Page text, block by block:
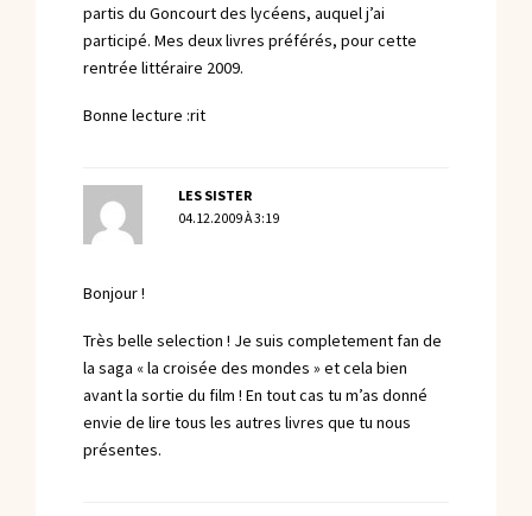
partis du Goncourt des lycéens, auquel j’ai
participé. Mes deux livres préférés, pour cette
rentrée littéraire 2009.
Bonne lecture :rit
LES SISTER
04.12.2009 À 3:19
Bonjour !
Très belle selection ! Je suis completement fan de
la saga « la croisée des mondes » et cela bien
avant la sortie du film ! En tout cas tu m’as donné
envie de lire tous les autres livres que tu nous
présentes.